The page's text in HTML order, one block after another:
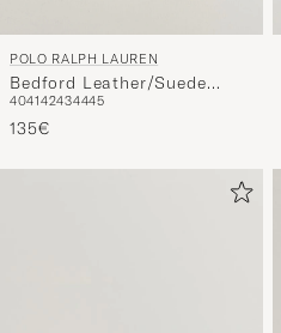
POLO RALPH LAUREN
Bedford Leather/Suede
Sneakers Bianco
404142434445
135€